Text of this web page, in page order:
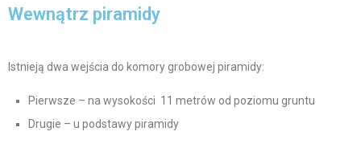
Wewnątrz piramidy
Istnieją dwa wejścia do komory grobowej piramidy:
Pierwsze – na wysokości 11 metrów od poziomu gruntu
Drugie – u podstawy piramidy